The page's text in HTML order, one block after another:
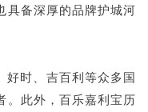
具备深厚的品牌护城河
好时、吉百利等众多国
。此外，百乐嘉利宝历